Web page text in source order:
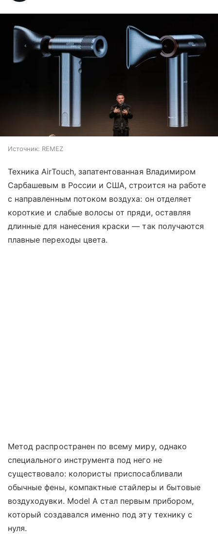
Источник: REMEZ
Техника AirTouch, запатентованная Владимиром
Сарбашевым в России и США, строится на работе
с направленным потоком воздуха: он отделяет
короткие и слабые волосы от пряди, оставляя
длинные для нанесения краски — так получаются
плавные переходы цвета.
Метод распространен по всему миру, однако
специального инструмента под него не
существовало: колористы приспосабливали
обычные фены, компактные стайлеры и бытовые
воздуходувки. Model A стал первым прибором,
который создавался именно под эту технику с
нуля.